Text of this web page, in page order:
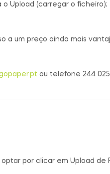
Upload (carregar o ficheiro);
um preço ainda mais
ou telefone 244 025
por clicar em Upload de